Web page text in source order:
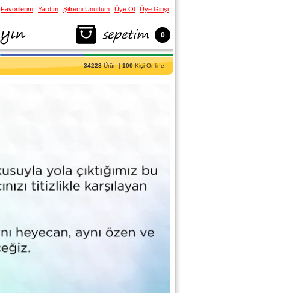
34228Ürün |100Kişi Online
Favorilerim Yardım Şifremi Unuttum Üye Ol Üye Girişi
0